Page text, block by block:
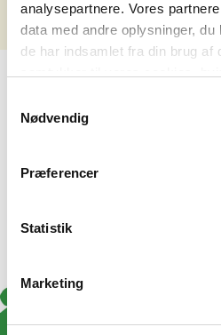
analysepartnere. Vores
data med andre oplysninger,
de har indsamlet fra din brug af
Nødvendig
Præferencer
Statistik
Marketing